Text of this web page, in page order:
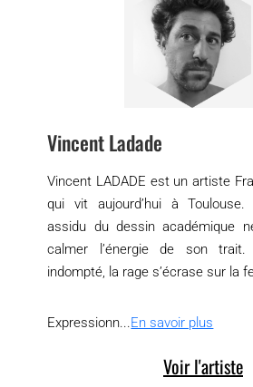
Vincent Ladade
Vincent LADADE est un artiste
qui vit aujourd’hui à Toulouse.
assidu du dessin académique
calmer l’énergie de son
indompté, la rage s’écrase sur la
Expressionn...En savoir plus
Voir l'artiste